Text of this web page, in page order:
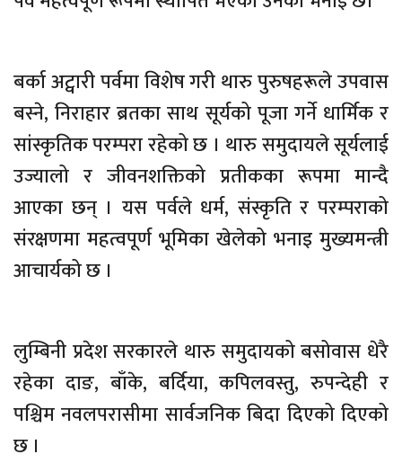
बर्का अट्वारी पर्वमा विशेष गरी थारु पुरुषहरूले उपवास
बस्ने, निराहार ब्रतका साथ सूर्यको पूजा गर्ने धार्मिक र
सांस्कृतिक परम्परा रहेको छ । थारु समुदायले सूर्यलाई
उज्यालो र जीवनशक्तिको प्रतीकका रूपमा मान्दै
आएका छन् । यस पर्वले धर्म, संस्कृति र परम्पराको
संरक्षणमा महत्वपूर्ण भूमिका खेलेको भनाइ मुख्यमन्त्री
आचार्यको छ ।
लुम्बिनी प्रदेश सरकारले थारु समुदायको बसोवास धेरै
रहेका दाङ, बाँके, बर्दिया, कपिलवस्तु, रुपन्देही र
पश्चिम नवलपरासीमा सार्वजनिक बिदा दिएको दिएको
छ ।